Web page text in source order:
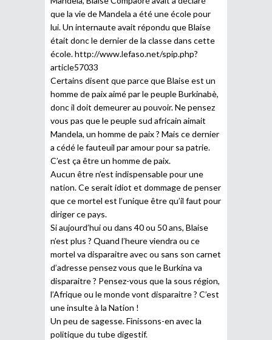
que la vie de Mandela a été une école pour
lui. Un internaute avait répondu que Blaise
était donc le dernier de la classe dans cette
école.http://www.lefaso.net/spip.php?
article57033
Certains disent que parce que Blaise est un
homme de paix aimé par le peuple Burkinabè,
donc il doit demeurer au pouvoir. Ne pensez
vous pas que le peuple sud africain aimait
Mandela, un homme de paix ? Mais ce dernier
a cédé le fauteuil par amour pour sa patrie.
C’est ça être un homme de paix.
Aucun être n’est indispensable pour une
nation. Ce serait idiot et dommage de penser
que ce mortel est l’unique être qu’il faut pour
diriger ce pays.
Si aujourd’hui ou dans 40 ou 50 ans, Blaise
n’est plus ? Quand l’heure viendra ou ce
mortel va disparaitre avec ou sans son carnet
d’adresse pensez vous que le Burkina va
disparaitre ? Pensez-vous que la sous région,
l’Afrique ou le monde vont disparaitre ? C’est
une insulte à la Nation !
Un peu de sagesse. Finissons-en avec la
politique du tube digestif.